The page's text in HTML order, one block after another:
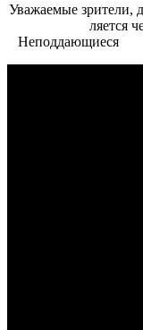
Ува­жае­мые зри­те­ли,
ля­ет­ся
Неподдающиеся